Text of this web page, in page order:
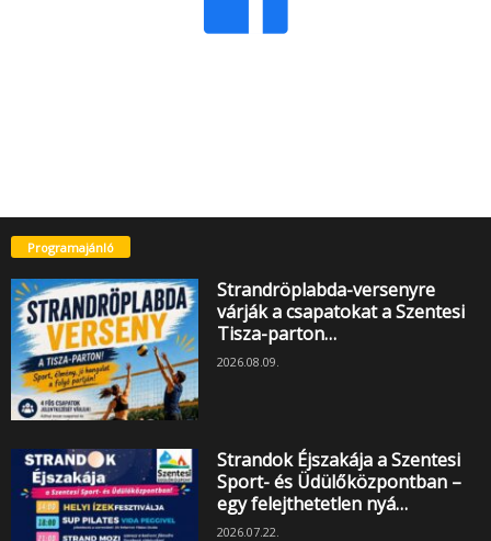
Programajánló
Strandröplabda-versenyre
várják a csapatokat a Szentesi
Tisza-parton…
2026.08.09.
Strandok Éjszakája a Szentesi
Sport- és Üdülőközpontban –
egy felejthetetlen nyá…
2026.07.22.